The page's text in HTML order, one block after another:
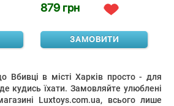
879 грн
ЗАМОВИТИ
Вбивці в місті Харків просто - для
кудись їхати. Замовляйте улюблені
Luxtoys.com.ua, всього лише